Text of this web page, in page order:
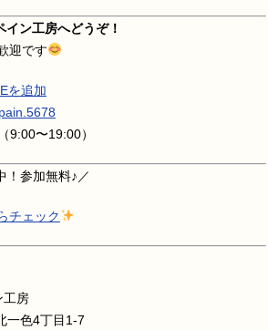
ン工房へどうぞ！
迎です
を追加
9:00〜19:00）
！参加無料♪／
チェック
工房
一色4丁目1-7